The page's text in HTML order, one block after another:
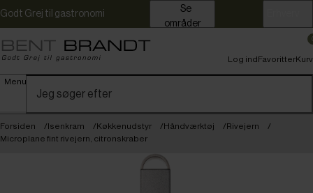
Godt Grej til gastronomi
områder
Menu
Log indFavoritterKurv
Forsiden Isenkram Køkkenudstyr Håndværktøj
Rivejern
Microplane fint rivejern, citronskraber